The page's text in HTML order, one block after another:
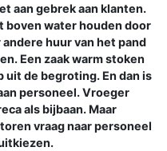
aan gebrek aan klanten.
boven water houden door
huur van het pand
Een zaak warm stoken
de begroting. En dan is
personeel. Vroeger
als bijbaan. Maar
vraag naar personeel